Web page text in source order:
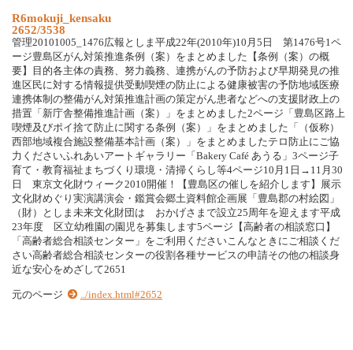
R6mokuji_kensaku
2652/3538
管理20101005_1476広報としま平成22年(2010年)10月5日 第1476号1ペ
ージ豊島区がん対策推進条例（案）をまとめました【条例（案）の概
要】目的各主体の責務、努力義務、連携がんの予防および早期発見の推
進区民に対する情報提供受動喫煙の防止による健康被害の予防地域医療
連携体制の整備がん対策推進計画の策定がん患者などへの支援財政上の
措置「新庁舎整備推進計画（案）」をまとめました2ページ「豊島区路上
喫煙及びポイ捨て防止に関する条例（案）」をまとめました「（仮称）
西部地域複合施設整備基本計画（案）」をまとめましたテロ防止にご協
力くださいふれあいアートギャラリー「Bakery Café あうる」3ページ子
育て・教育福祉まちづくり環境・清掃くらし等4ページ10月1日→11月30
日 東京文化財ウィーク2010開催！【豊島区の催しを紹介します】展示
文化財めぐり実演講演会・鑑賞会郷土資料館企画展「豊島郡の村絵図」
（財）としま未来文化財団は おかげさまで設立25周年を迎えます平成
23年度 区立幼稚園の園児を募集します5ページ【高齢者の相談窓口】
「高齢者総合相談センター」をご利用くださいこんなときにご相談くだ
さい高齢者総合相談センターの役割各種サービスの申請その他の相談身
近な安心をめざして2651
元のページ ../index.html#2652